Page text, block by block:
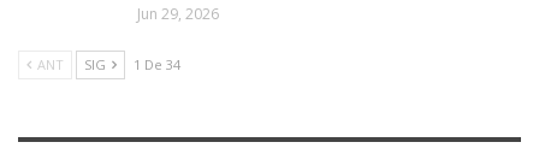
Jun 29, 2026
ANT SIG 1 De 34